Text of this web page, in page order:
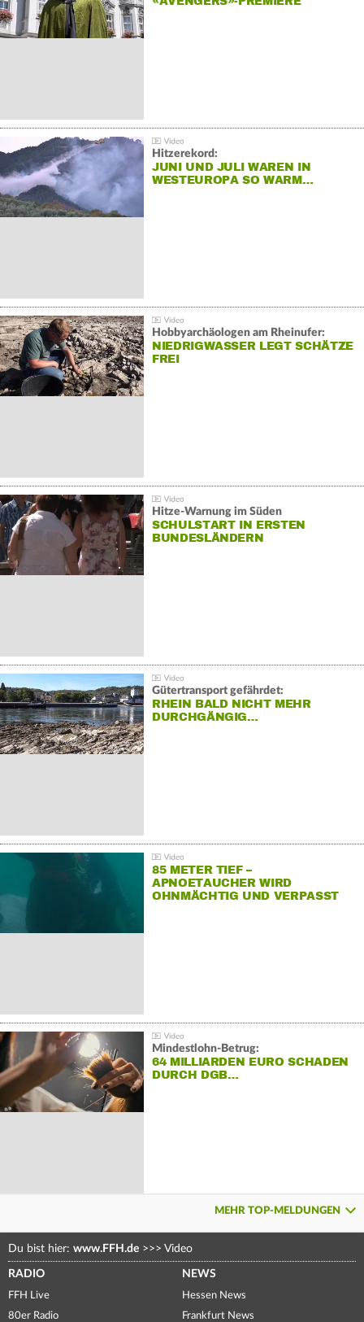
Hitzerekord:
JUNI UND JULI WAREN IN
WESTEUROPA SO WARM…
Hobbyarchäologen am Rheinufer:
NIEDRIGWASSER LEGT SCHÄTZE
FREI
Hitze-Warnung im Süden
SCHULSTART IN ERSTEN
BUNDESLÄNDERN
Gütertransport gefährdet:
RHEIN BALD NICHT MEHR
DURCHGÄNGIG…
85 METER TIEF –
APNOETAUCHER WIRD
OHNMÄCHTIG UND VERPASST
Mindestlohn-Betrug:
64 MILLIARDEN EURO SCHADEN
DURCH DGB…
MEHR TOP-MELDUNGEN
Du bist hier: www.FFH.de >>> Video
RADIO
FFH Live
80er Radio
NEWS
Hessen News
Frankfurt News